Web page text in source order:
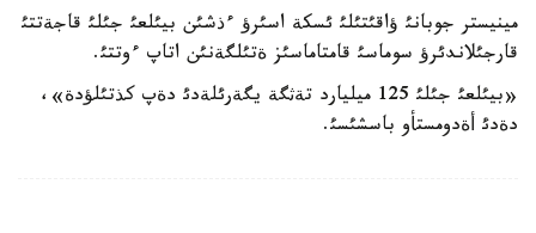
مينيستر جوبانئ ؤاقئتئلئ ئسكة اسئرؤ ءذشئن بيئلعئ جئلئ قاجةتتئ
قارجئلاندئرؤ سوماسئ قامتاماسئز ةتئلگةنئن اتاپ ءوتتئ.
«بيئلعئ جئلئ 125 ميليارد تةثگة يگةرئلةدئ دةپ كذتئلؤدة»،
دةدئ أةدومستأو باسشئسئ.